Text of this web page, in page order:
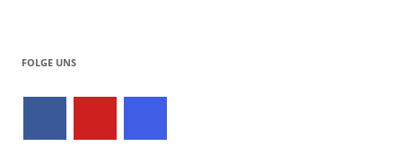
FOLGE UNS